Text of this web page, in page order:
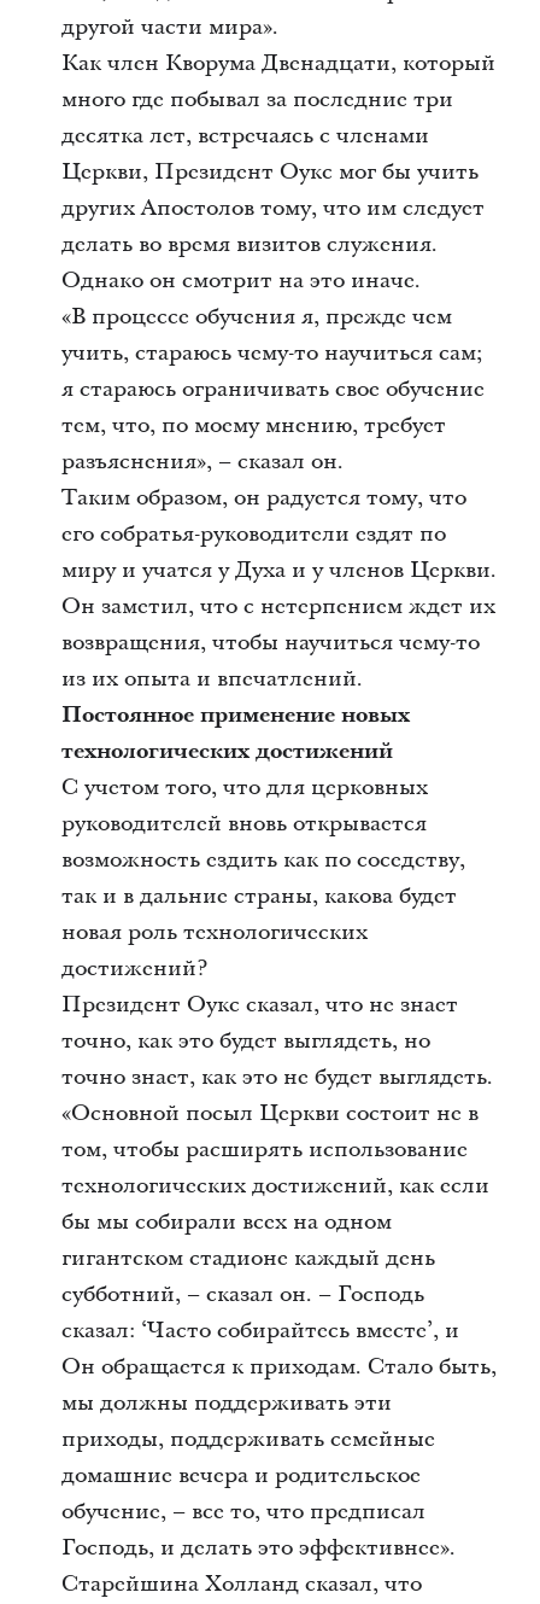
другой части мира».
Как член Кворума Двенадцати, который
много где побывал за последние три
десятка лет, встречаясь с членами
Церкви, Президент Оукс мог бы учить
других Апостолов тому, что им следует
делать во время визитов служения.
Однако он смотрит на это иначе.
«В процессе обучения я, прежде чем
учить, стараюсь чему-то научиться сам;
я стараюсь ограничивать свое обучение
тем, что, по моему мнению, требует
разъяснения», – сказал он.
Таким образом, он радуется тому, что
его собратья-руководители ездят по
миру и учатся у Духа и у членов Церкви.
Он заметил, что с нетерпением ждет их
возвращения, чтобы научиться чему-то
из их опыта и впечатлений.
Постоянное применение новых
технологических достижений
С учетом того, что для церковных
руководителей вновь открывается
возможность ездить как по соседству,
так и в дальние страны, какова будет
новая роль технологических
достижений?
Президент Оукс сказал, что не знает
точно, как это будет выглядеть, но
точно знает, как это не будет выглядеть.
«Основной посыл Церкви состоит не в
том, чтобы расширять использование
технологических достижений, как если
бы мы собирали всех на одном
гигантском стадионе каждый день
субботний, – сказал он. – Господь
сказал: ‘Часто собирайтесь вместе’, и
Он обращается к приходам. Стало быть,
мы должны поддерживать эти
приходы, поддерживать семейные
домашние вечера и родительское
обучение, – все то, что предписал
Господь, и делать это эффективнее».
Старейшина Холланд сказал, что